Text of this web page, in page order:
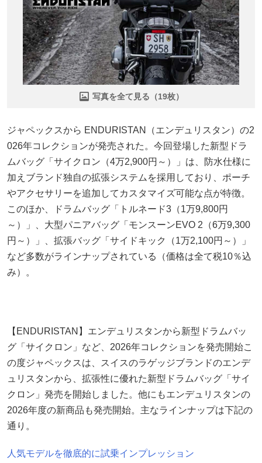
写真を全て見る（19枚）
ジャペックスから ENDURISTAN（エンデュリスタン）の2
026年コレクションが発売された。今回登場した新型ドラ
ムバッグ「サイクロン（4万2,900円～）」は、防水仕様に
加えブランド独自の拡張システムを採用しており、ポーチ
やアクセサリーを追加してカスタマイズ可能な点が特徴。
このほか、ドラムバッグ「トルネード3（1万9,800円
～）」、大型パニアバッグ「モンスーンEVO 2（6万9,300
円～）」、拡張バッグ「サイドキック（1万2,100円～）」
など多数がラインナップされている（価格は全て税10％込
み）。
【ENDURISTAN】エンデュリスタンから新型ドラムバッ
グ「サイクロン」など、2026年コレクションを発売開始こ
の度ジャペックスは、スイスのラゲッジブランドのエンデ
ュリスタンから、拡張性に優れた新型ドラムバッグ「サイ
クロン」発売を開始しました。他にもエンデュリスタンの
2026年度の新商品も発売開始。主なラインナップは下記の
通り。
人気モデルを徹底的に試乗インプレッション